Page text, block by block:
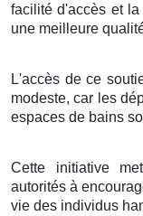
facilité d'accès et
une meilleure
L'accès de ce
modeste, car les
espaces de bains
Cette initiative
autorités à
vie des individus